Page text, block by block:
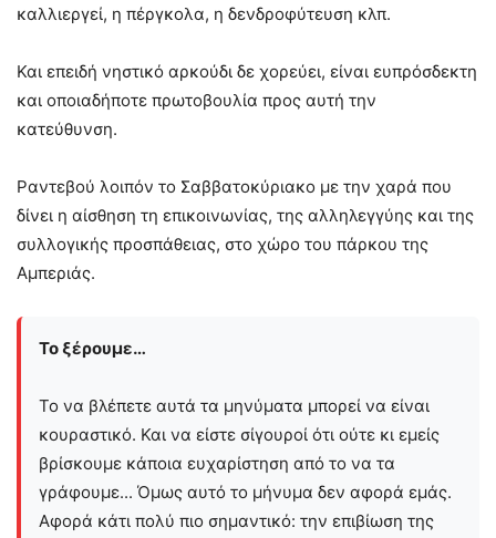
καλλιεργεί, η πέργκολα, η δενδροφύτευση κλπ.
Και επειδή νηστικό αρκούδι δε χορεύει, είναι ευπρόσδεκτη
και οποιαδήποτε πρωτοβουλία προς αυτή την
κατεύθυνση.
Ραντεβού λοιπόν το Σαββατοκύριακο με την χαρά που
δίνει η αίσθηση τη επικοινωνίας, της αλληλεγγύης και της
συλλογικής προσπάθειας, στο χώρο του πάρκου της
Αμπεριάς.
Το ξέρουμε…
Το να βλέπετε αυτά τα μηνύματα μπορεί να είναι
κουραστικό. Και να είστε σίγουροί ότι ούτε κι εμείς
βρίσκουμε κάποια ευχαρίστηση από το να τα
γράφουμε... Όμως αυτό το μήνυμα δεν αφορά εμάς.
Αφορά κάτι πολύ πιο σημαντικό: την επιβίωση της